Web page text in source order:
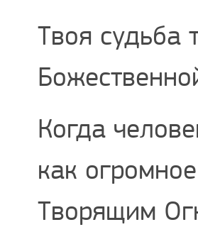
Твоя судьба
Когда
как
Творящим